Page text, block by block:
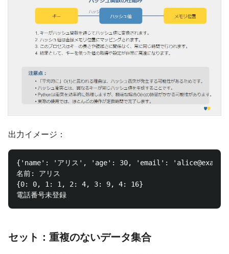
出力イメージ：
{'name': 'アリス', 'age': 30, 'email':
名前: アリス
{0: 0, 1: 1, 2: 4, 3: 9, 4: 16}
セット：重複のないデータ集合